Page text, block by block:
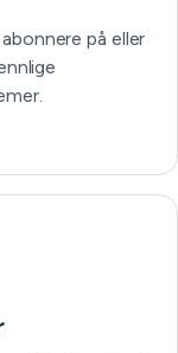
på eller